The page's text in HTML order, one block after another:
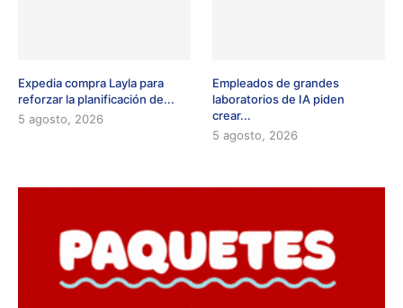
Expedia compra Layla para
reforzar la planificación de...
5 agosto, 2026
Empleados de grandes
laboratorios de IA piden
crear...
5 agosto, 2026